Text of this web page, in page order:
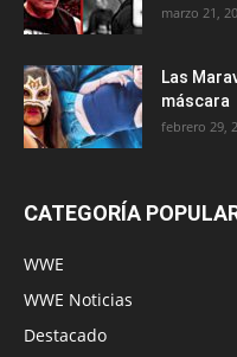
marzo 21,
Las
máscara
febrero 29,
CATEGORÍA
WWE
WWE Noticias
Destacado